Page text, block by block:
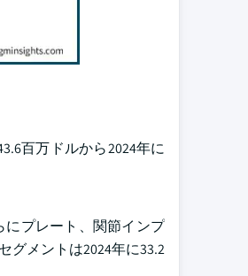
百万ドルから2024年に
プレート、関節インプ
グメントは2024年に33.2